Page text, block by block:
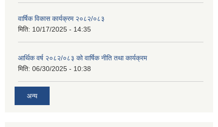
वार्षिक विकास कार्यक्रम २०८२/०८३
मिति: 10/17/2025 - 14:35
आर्थिक वर्ष २०८२/०८३ को वार्षिक नीति तथा कार्यक्रम
मिति: 06/30/2025 - 10:38
अन्य